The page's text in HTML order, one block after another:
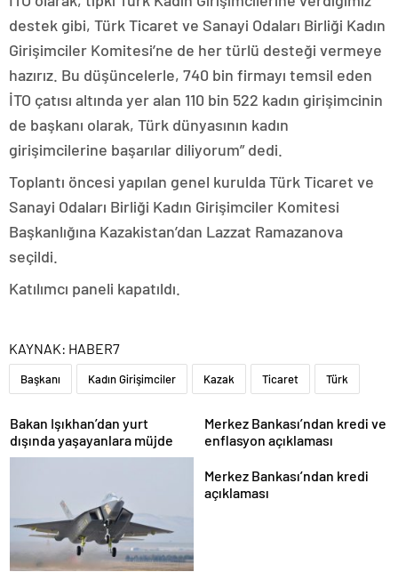
destek gibi, Türk Ticaret ve Sanayi Odaları Birliği Kadın
Girişimciler Komitesi’ne de her türlü desteği vermeye
hazırız. Bu düşüncelerle, 740 bin firmayı temsil eden
İTO çatısı altında yer alan 110 bin 522 kadın girişimcinin
de başkanı olarak, Türk dünyasının kadın
girişimcilerine başarılar diliyorum” dedi.
Toplantı öncesi yapılan genel kurulda Türk Ticaret ve
Sanayi Odaları Birliği Kadın Girişimciler Komitesi
Başkanlığına Kazakistan’dan Lazzat Ramazanova
seçildi.
Katılımcı paneli kapatıldı.
KAYNAK: HABER7
Başkanı Kadın Girişimciler Kazak Ticaret Türk
Bakan Işıkhan’dan yurt
dışında yaşayanlara müjde
Merkez Bankası’ndan kredi ve
enflasyon açıklaması
Merkez Bankası’ndan kredi
açıklaması